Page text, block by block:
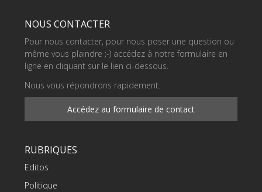
NOUS CONTACTER
Pour nous contacter, pour nous poser une question ou
même vous plaindre ;-) accédez à notre formulaire en
ligne en cliquant sur le lien ci-dessous.
Nous vous répondrons rapidement.
Accédez au formulaire de contact
RUBRIQUES
Editos
Politique